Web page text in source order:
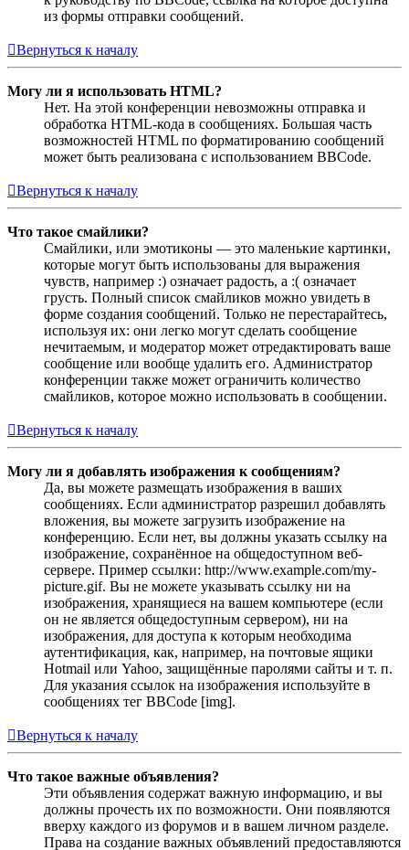
из формы отправки сообщений.
Вернуться к началу
Могу ли я использовать HTML?
Нет. На этой конференции невозможны отправка и
обработка HTML-кода в сообщениях. Большая часть
возможностей HTML по форматированию сообщений
может быть реализована с использованием BBCode.
Вернуться к началу
Что такое смайлики?
Смайлики, или эмотиконы — это маленькие картинки,
которые могут быть использованы для выражения
чувств, например :) означает радость, а :( означает
грусть. Полный список смайликов можно увидеть в
форме создания сообщений. Только не перестарайтесь,
используя их: они легко могут сделать сообщение
нечитаемым, и модератор может отредактировать ваше
сообщение или вообще удалить его. Администратор
конференции также может ограничить количество
смайликов, которое можно использовать в сообщении.
Вернуться к началу
Могу ли я добавлять изображения к сообщениям?
Да, вы можете размещать изображения в ваших
сообщениях. Если администратор разрешил добавлять
вложения, вы можете загрузить изображение на
конференцию. Если нет, вы должны указать ссылку на
изображение, сохранённое на общедоступном веб-
сервере. Пример ссылки: http://www.example.com/my-
picture.gif. Вы не можете указывать ссылку ни на
изображения, хранящиеся на вашем компьютере (если
он не является общедоступным сервером), ни на
изображения, для доступа к которым необходима
аутентификация, как, например, на почтовые ящики
Hotmail или Yahoo, защищённые паролями сайты и т. п.
Для указания ссылок на изображения используйте в
сообщениях тег BBCode [img].
Вернуться к началу
Что такое важные объявления?
Эти объявления содержат важную информацию, и вы
должны прочесть их по возможности. Они появляются
вверху каждого из форумов и в вашем личном разделе.
Права на создание важных объявлений предоставляются